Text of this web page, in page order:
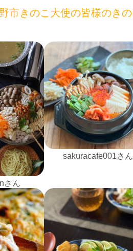
市きのこ大使の皆様のき
さん
sakuracafe001さん